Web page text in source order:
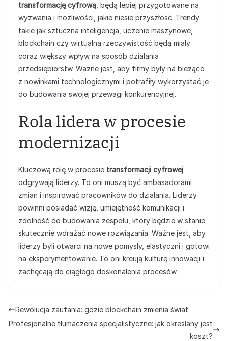
transformację cyfrową , będą lepiej przygotowane na
wyzwania i możliwości, jakie niesie przyszłość. Trendy
takie jak sztuczna inteligencja, uczenie maszynowe,
blockchain czy wirtualna rzeczywistość będą miały
coraz większy wpływ na sposób działania
przedsiębiorstw. Ważne jest, aby firmy były na bieżąco
z nowinkami technologicznymi i potrafiły wykorzystać je
do budowania swojej przewagi konkurencyjnej.
Rola lidera w procesie
modernizacji
Kluczową rolę w procesie transformacji cyfrowej
odgrywają liderzy. To oni muszą być ambasadorami
zmian i inspirować pracowników do działania. Liderzy
powinni posiadać wizję, umiejętność komunikacji i
zdolność do budowania zespołu, który będzie w stanie
skutecznie wdrażać nowe rozwiązania. Ważne jest, aby
liderzy byli otwarci na nowe pomysły, elastyczni i gotowi
na eksperymentowanie. To oni kreują kulturę innowacji i
zachęcają do ciągłego doskonalenia procesów.
Rewolucja zaufania: gdzie blockchain zmienia świat
Profesjonalne tłumaczenia specjalistyczne: jak określany jest
koszt?